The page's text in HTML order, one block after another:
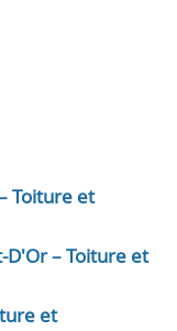
Toiture et
D'Or – Toiture et
et